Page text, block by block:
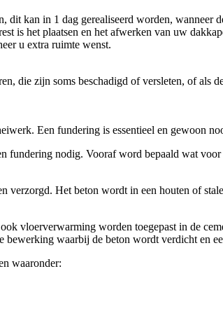
kan in 1 dag gerealiseerd worden,
is het plaatsen en het afwerken van uw
u extra ruimte wenst.
die zijn soms beschadigd of versleten, of als
Een fundering is essentieel en gewoon
nodig. Vooraf word bepaald wat
verzorgd. Het beton wordt in een houten of
vloerverwarming worden toegepast in de
bewerking waarbij de beton wordt verdicht en
waaronder: